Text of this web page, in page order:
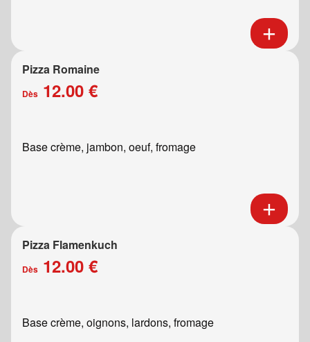
Pizza Romaine
Dès 12.00 €
Base crème, jambon, oeuf, fromage
Pizza Flamenkuch
Dès 12.00 €
Base crème, oignons, lardons, fromage